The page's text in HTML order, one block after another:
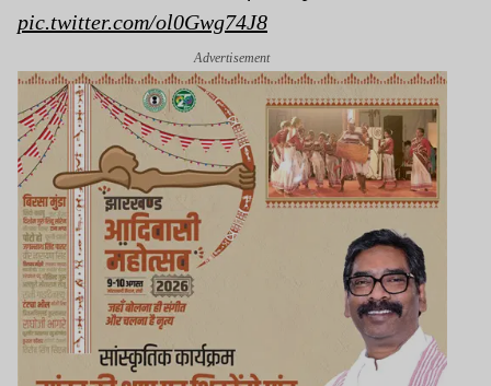
pic.twitter.com/ol0Gwg74J8
Advertisement